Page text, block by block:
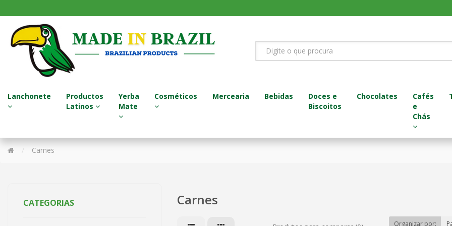
Lanchonete
Productos
Latinos
Yerba
Mate
Cosméticos Mercearia Bebidas
Doces e
Biscoitos
Chocolates
Cafés
e
Chás
Carnes
CATEGORIAS Carnes
Organizar por: